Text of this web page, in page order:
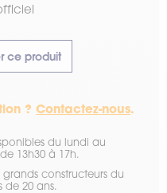
ce produit
? Contactez-nous.
du lundi au
13h30 à 17h.
constructeurs du
de 20 ans.